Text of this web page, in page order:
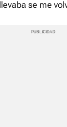
se me